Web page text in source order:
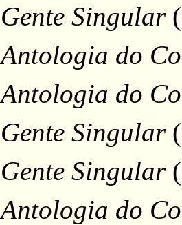
Gente Singular(
Antologia do
Antologia do
Gente Singular(
Gente Singular(
Antologia do